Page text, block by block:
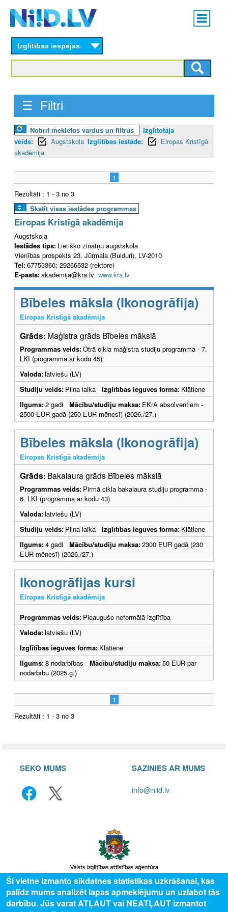
content
Main
menu
Izglītības iespējas
☰ Filtri
Notīrīt meklētos vārdus un filtrus
Izglītotāja
veids:
Augstskola Izglītības iestāde:
Eiropas Kristīgā
akadēmija
1
Rezultāti : 1 - 3 no 3
Skatīt visas iestādes programmas
Eiropas Kristīgā akadēmija
Augstskola
Iestādes tips: Lietišķo zinātņu augstskola
Vienības prospekts 23, Jūrmala (Bulduri), LV-2010
Tel:67753360; 29266532 (rektore)
E-pasts:akademija@kra.lv www.kra.lv
Bībeles māksla (Ikonogrāfija)
Eiropas Kristīgā akadēmija
Grāds: Maģistra grāds Bībeles mākslā
Programmas veids:Otrā cikla maģistra studiju programma - 7.
LKI (programma ar kodu 45)
Valoda:latviešu (LV)
Studiju veids: Pilna laika Izglītības ieguves forma: Klātiene
Ilgums:2 gadi Mācību/studiju maksa: EKrA absolventiem -
2500 EUR gadā (250 EUR mēnesī) (2026./27.)
Bībeles māksla (Ikonogrāfija)
Eiropas Kristīgā akadēmija
Grāds: Bakalaura grāds Bībeles mākslā
Programmas veids: Pirmā cikla bakalaura studiju programma -
6. LKI (programma ar kodu 43)
Valoda:latviešu (LV)
Studiju veids: Pilna laika Izglītības ieguves forma: Klātiene
Ilgums:4 gadi Mācību/studiju maksa:2300 EUR gadā (230
EUR mēnesī) (2026./27.)
Ikonogrāfijas kursi
Eiropas Kristīgā akadēmija
Programmas veids: Pieaugušo neformālā izglītība
Valoda:latviešu (LV)
Izglītības ieguves forma: Klātiene
Ilgums:8 nodarbības Mācību/studiju maksa:50 EUR par
nodarbību (2025.g.)
1
Rezultāti : 1 - 3 no 3
SEKO MUMS SAZINIES AR MUMS
info@niid.lv
© 2025 Valsts izglītības attīstības aģentūra, publicētā satura visas tiesības
aizsargātas.
Šī vietne izmanto sīkdatnes statistikas uzkrāšanai, kas
palīdz mums analizēt lapas apmeklējumu un uzlabot tās
darbību. Jūs varat ATĻAUT vai NEATĻAUT izmantot